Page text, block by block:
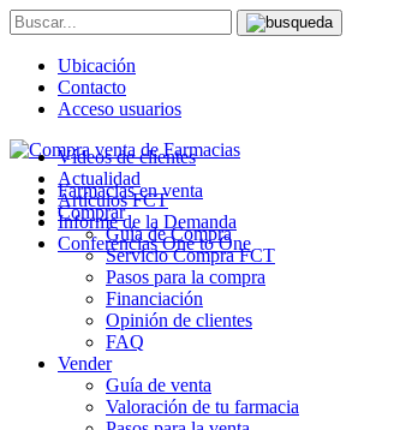
Ubicación
Contacto
Acceso usuarios
Farmacias en venta
Comprar
Guía de Compra
Servicio Compra FCT
Pasos para la compra
Financiación
Opinión de clientes
FAQ
Vender
Guía de venta
Valoración de tu farmacia
Vídeos de clientes
Actualidad
Artículos FCT
Informe de la Demanda
Conferencias One to One